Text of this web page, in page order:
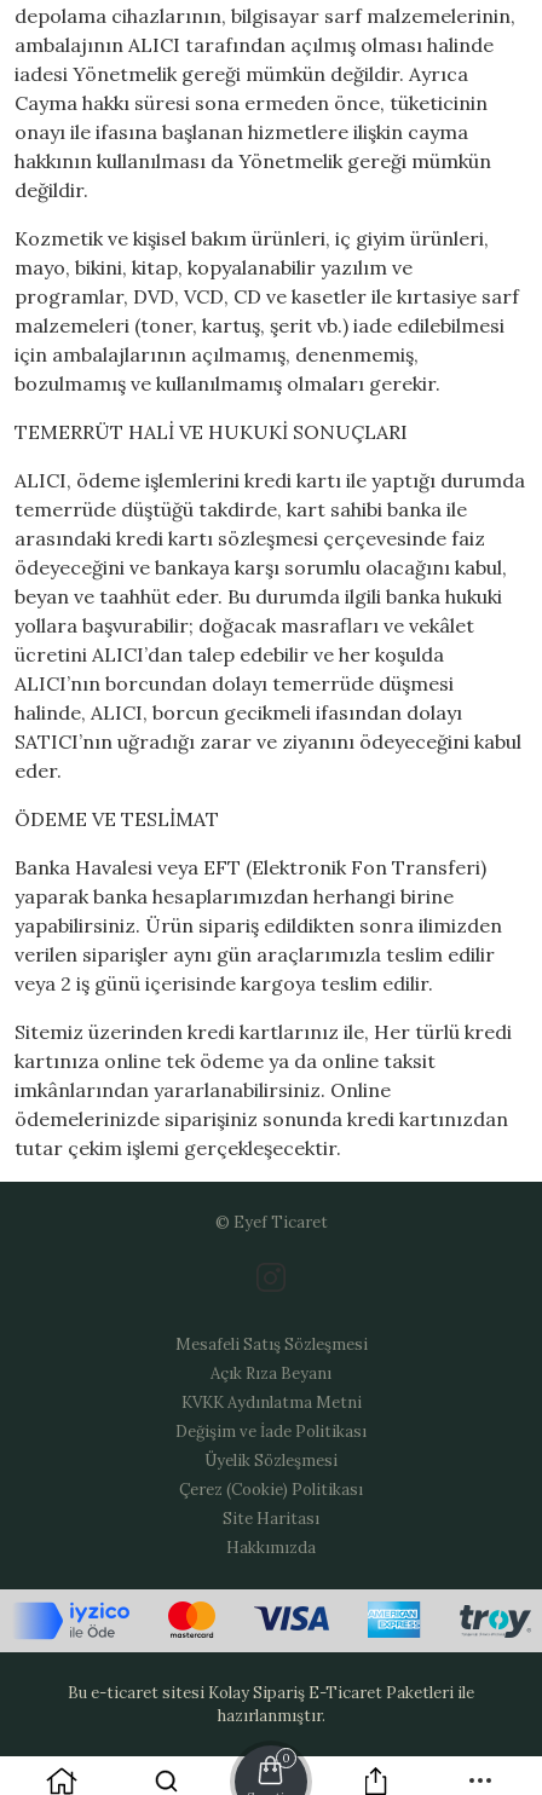
0
depolama cihazlarının, bilgisayar sarf malzemelerinin,
ambalajının ALICI tarafından açılmış olması halinde
iadesi Yönetmelik gereği mümkün değildir. Ayrıca
Cayma hakkı süresi sona ermeden önce, tüketicinin
onayı ile ifasına başlanan hizmetlere ilişkin cayma
hakkının kullanılması da Yönetmelik gereği mümkün
değildir.
Kozmetik ve kişisel bakım ürünleri, iç giyim ürünleri,
mayo, bikini, kitap, kopyalanabilir yazılım ve
programlar, DVD, VCD, CD ve kasetler ile kırtasiye sarf
malzemeleri (toner, kartuş, şerit vb.) iade edilebilmesi
için ambalajlarının açılmamış, denenmemiş,
bozulmamış ve kullanılmamış olmaları gerekir.
TEMERRÜT HALİ VE HUKUKİ SONUÇLARI
ALICI, ödeme işlemlerini kredi kartı ile yaptığı durumda
temerrüde düştüğü takdirde, kart sahibi banka ile
arasındaki kredi kartı sözleşmesi çerçevesinde faiz
ödeyeceğini ve bankaya karşı sorumlu olacağını kabul,
beyan ve taahhüt eder. Bu durumda ilgili banka hukuki
yollara başvurabilir; doğacak masrafları ve vekâlet
ücretini ALICI’dan talep edebilir ve her koşulda
ALICI’nın borcundan dolayı temerrüde düşmesi
halinde, ALICI, borcun gecikmeli ifasından dolayı
SATICI’nın uğradığı zarar ve ziyanını ödeyeceğini kabul
eder.
ÖDEME VE TESLİMAT
Banka Havalesi veya EFT (Elektronik Fon Transferi)
yaparak banka hesaplarımızdan herhangi birine
yapabilirsiniz. Ürün sipariş edildikten sonra ilimizden
verilen siparişler aynı gün araçlarımızla teslim edilir
veya 2 iş günü içerisinde kargoya teslim edilir.
Sitemiz üzerinden kredi kartlarınız ile, Her türlü kredi
kartınıza online tek ödeme ya da online taksit
imkânlarından yararlanabilirsiniz. Online
ödemelerinizde siparişiniz sonunda kredi kartınızdan
tutar çekim işlemi gerçekleşecektir.
© Eyef Ticaret
Mesafeli Satış Sözleşmesi
Açık Rıza Beyanı
KVKK Aydınlatma Metni
Değişim ve İade Politikası
Üyelik Sözleşmesi
Çerez (Cookie) Politikası
Site Haritası
Hakkımızda
Bu e-ticaret sitesi Kolay Sipariş E-Ticaret Paketleri ile
hazırlanmıştır.